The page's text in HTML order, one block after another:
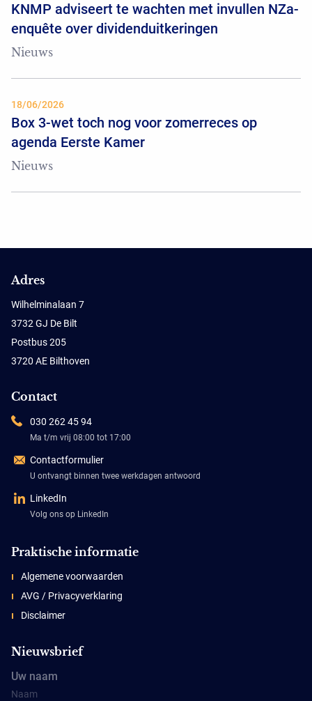
KNMP adviseert te wachten met invullen NZa-
enquête over dividenduitkeringen
Nieuws
18/06/2026
Box 3-wet toch nog voor zomerreces op
agenda Eerste Kamer
Nieuws
Adres
Wilhelminalaan 7
3732 GJ De Bilt
Postbus 205
3720 AE Bilthoven
Contact
030 262 45 94
Ma t/m vrij 08:00 tot 17:00
Contactformulier
U ontvangt binnen twee werkdagen antwoord
LinkedIn
Volg ons op LinkedIn
Praktische informatie
Algemene voorwaarden
AVG / Privacyverklaring
Disclaimer
Nieuwsbrief
Uw naam